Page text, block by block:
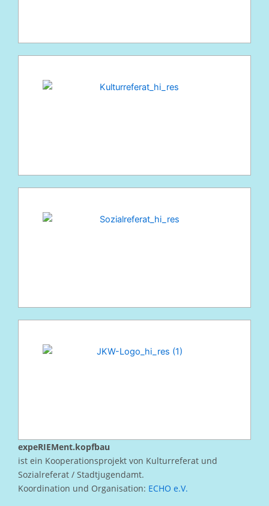
expeRIEMent.kopfbau
ist ein Kooperationsprojekt von Kulturreferat und
Sozialreferat / Stadtjugendamt.
Koordination und Organisation: ECHO e.V.